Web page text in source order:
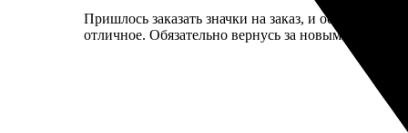
Пришлось заказать значки на заказ, и осталась
отличное. Обязательно вернусь за новыми заказами.